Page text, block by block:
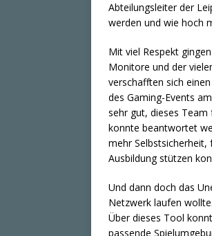
Abteilungsleiter der
werden und wie hoch
Mit viel Respekt
Monitore und der
verschafften sich
des Gaming-Events
sehr gut, dieses Team
konnte beantwortet
mehr Selbstsicherheit,
Ausbildung stützen
Und dann doch das
Netzwerk laufen
Über dieses Tool
passende